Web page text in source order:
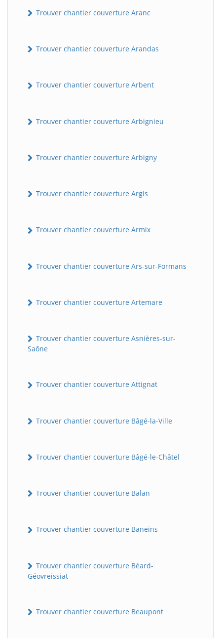
Trouver chantier couverture Aranc
Trouver chantier couverture Arandas
Trouver chantier couverture Arbent
Trouver chantier couverture Arbignieu
Trouver chantier couverture Arbigny
Trouver chantier couverture Argis
Trouver chantier couverture Armix
Trouver chantier couverture Ars-sur-Formans
Trouver chantier couverture Artemare
Trouver chantier couverture Asnières-sur-
Saône
Trouver chantier couverture Attignat
Trouver chantier couverture Bâgé-la-Ville
Trouver chantier couverture Bâgé-le-Châtel
Trouver chantier couverture Balan
Trouver chantier couverture Baneins
Trouver chantier couverture Béard-
Géovreissiat
Trouver chantier couverture Beaupont